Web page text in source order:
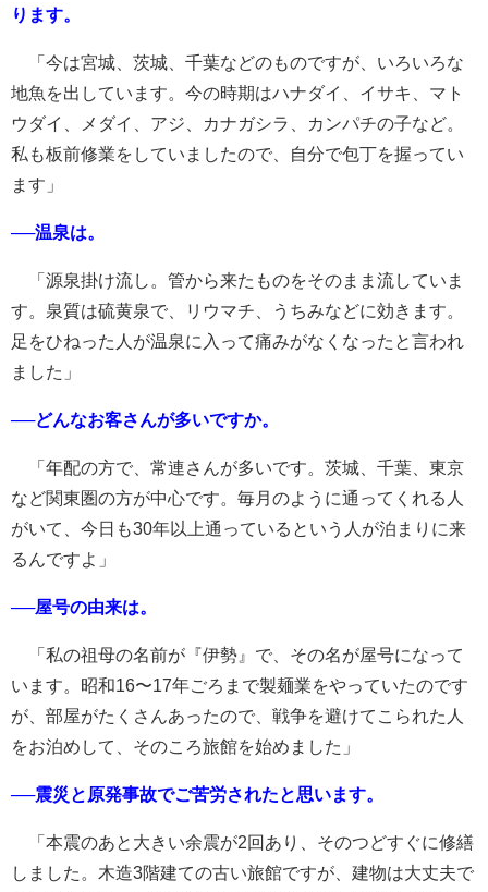
ります。
「今は宮城、茨城、千葉などのものですが、いろいろな
地魚を出しています。今の時期はハナダイ、イサキ、マト
ウダイ、メダイ、アジ、カナガシラ、カンパチの子など。
私も板前修業をしていましたので、自分で包丁を握ってい
ます」
──温泉は。
「源泉掛け流し。管から来たものをそのまま流していま
す。泉質は硫黄泉で、リウマチ、うちみなどに効きます。
足をひねった人が温泉に入って痛みがなくなったと言われ
ました」
──どんなお客さんが多いですか。
「年配の方で、常連さんが多いです。茨城、千葉、東京
など関東圏の方が中心です。毎月のように通ってくれる人
がいて、今日も30年以上通っているという人が泊まりに来
るんですよ」
──屋号の由来は。
「私の祖母の名前が『伊勢』で、その名が屋号になって
います。昭和16〜17年ごろまで製麺業をやっていたのです
が、部屋がたくさんあったので、戦争を避けてこられた人
をお泊めして、そのころ旅館を始めました」
──震災と原発事故でご苦労されたと思います。
「本震のあと大きい余震が2回あり、そのつどすぐに修繕
しました。木造3階建ての古い旅館ですが、建物は大丈夫で